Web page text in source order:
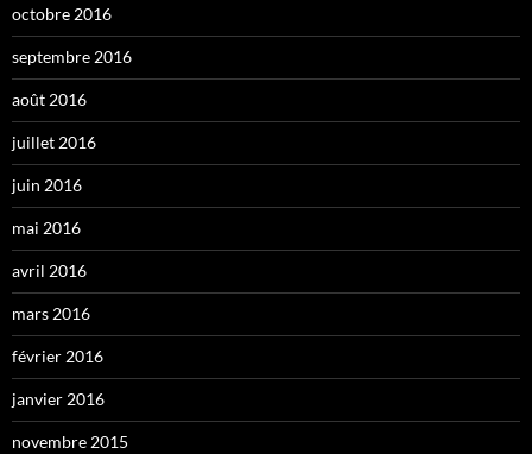
octobre 2016
septembre 2016
août 2016
juillet 2016
juin 2016
mai 2016
avril 2016
mars 2016
février 2016
janvier 2016
novembre 2015